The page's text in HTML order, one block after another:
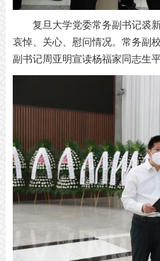
复旦大学党委常务副书记裘
哀悼、关心、慰问情况。常务副
副书记周亚明宣读杨福家同志生平